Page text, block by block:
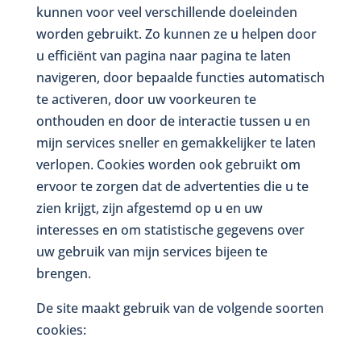
kunnen voor veel verschillende doeleinden
worden gebruikt. Zo kunnen ze u helpen door
u efficiënt van pagina naar pagina te laten
navigeren, door bepaalde functies automatisch
te activeren, door uw voorkeuren te
onthouden en door de interactie tussen u en
mijn services sneller en gemakkelijker te laten
verlopen. Cookies worden ook gebruikt om
ervoor te zorgen dat de advertenties die u te
zien krijgt, zijn afgestemd op u en uw
interesses en om statistische gegevens over
uw gebruik van mijn services bijeen te
brengen.
De site maakt gebruik van de volgende soorten
cookies: